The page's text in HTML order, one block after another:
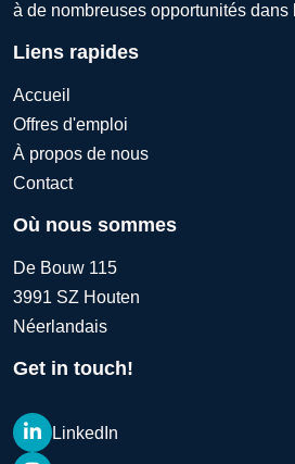
à de nombreuses opportunités dans
Liens rapides
Accueil
Offres d'emploi
À propos de nous
Contact
Où nous sommes
De Bouw 115
3991 SZ Houten
Néerlandais
Get in touch!
LinkedIn